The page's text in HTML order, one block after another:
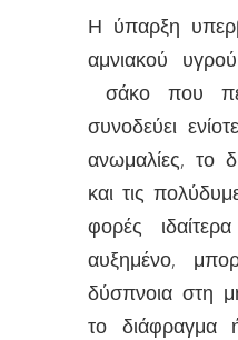
Η ύπαρξη
αμνιακού
σάκο που
συνοδεύει
ανωμαλίες, το
και τις
φορές
αυξημένο,
δύσπνοια στη
το διάφραγμα